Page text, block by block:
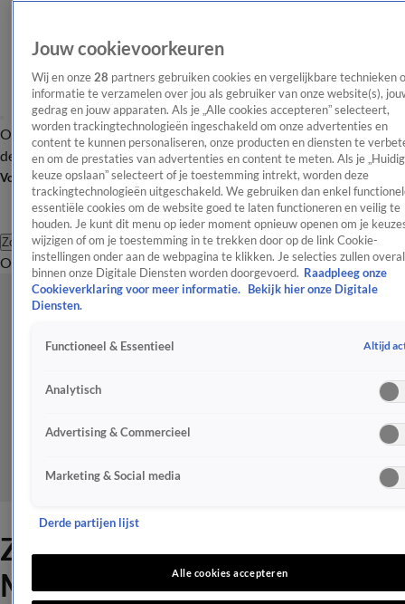
OverzichtAfleveringen Entertainment TV Algemeen
Tip
de redactieNieuwsbrief
Volg Shownieuws
Zoeken
OverzichtEntertainmentSpraakmakendRealityCrimeVideo's
ZIEN: Nieuwe look voor
Maria Tailor
Jouw cookievoorkeuren
Wij en onze 28 partners gebruiken cookies en vergelijkbare technieken
informatie te verzamelen over jou als gebruiker van onze website(s),
gedrag en jouw apparaten. Als je „Alle cookies accepteren” selecteert,
worden trackingtechnologieën ingeschakeld om onze advertenties en
content te kunnen personaliseren, onze producten en diensten te
en om de prestaties van advertenties en content te meten. Als je
keuze opslaan” selecteert of je toestemming intrekt, worden deze
trackingtechnologieën uitgeschakeld. We gebruiken dan enkel
essentiële cookies om de website goed te laten functioneren en veilig te
houden. Je kunt dit menu op ieder moment opnieuw openen om je
wijzigen of om je toestemming in te trekken door op de link Cookie-
instellingen onder aan de webpagina te klikken. Je selecties zullen overal
binnen onze Digitale Diensten worden doorgevoerd. Raadpleeg onze
Cookieverklaring voor meer informatie.
Bekijk hier onze Digitale
Diensten.
Functioneel & Essentieel Altijd
Analytisch
Advertising & Commercieel
Marketing & Social media
Derde partijen lijst
Alle cookies accepteren